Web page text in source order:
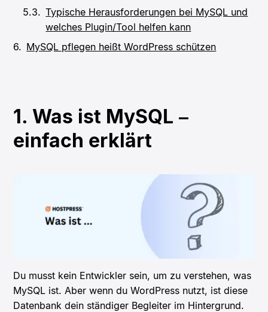
Typische Herausforderungen bei MySQL und
welches Plugin/Tool helfen kann
MySQL pflegen heißt WordPress schützen
1. Was ist MySQL –
einfach erklärt
Du musst kein Entwickler sein, um zu verstehen, was
MySQL ist. Aber wenn du WordPress nutzt, ist diese
Datenbank dein ständiger Begleiter im Hintergrund.